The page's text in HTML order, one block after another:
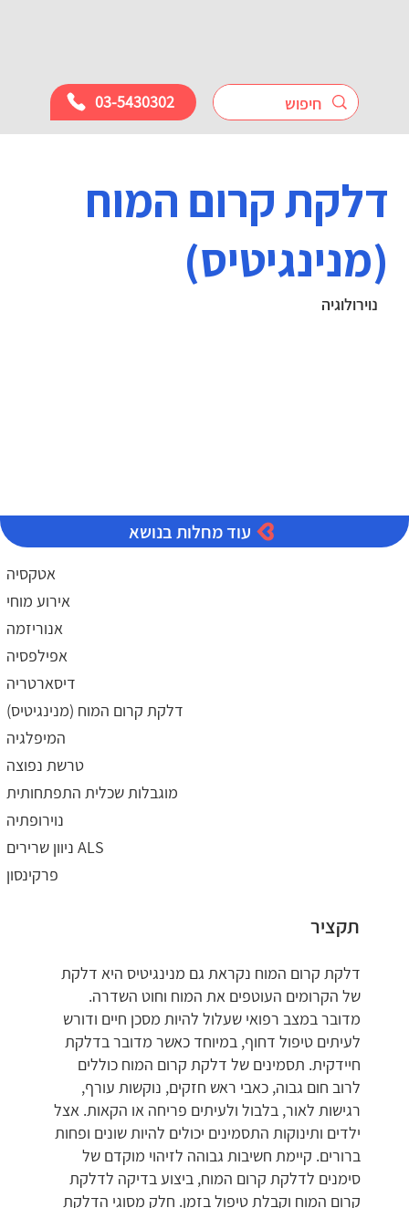
03-5430302
תקציר
דלקת קרום המוח נקראת גם מנינגיטיס היא דלקת
של הקרומים העוטפים את המוח וחוט השדרה.
מדובר במצב רפואי שעלול להיות מסכן חיים ודורש
לעיתים טיפול דחוף, במיוחד כאשר מדובר בדלקת
חיידקית. תסמינים של דלקת קרום המוח כוללים
לרוב חום גבוה, כאבי ראש חזקים, נוקשות עורף,
רגישות לאור, בלבול ולעיתים פריחה או הקאות. אצל
ילדים ותינוקות התסמינים יכולים להיות שונים ופחות
ברורים. קיימת חשיבות גבוהה לזיהוי מוקדם של
סימנים לדלקת קרום המוח, ביצוע בדיקה לדלקת
קרום המוח וקבלת טיפול בזמן. חלק מסוגי הדלקת
עוד מחלות בנושא
אטקסיה
אירוע מוחי
אנוריזמה
אפילפסיה
דיסארטריה
דלקת קרום המוח (מנינגיטיס)
המיפלגיה
טרשת נפוצה
מוגבלות שכלית התפתחותית
נוירופתיה
ניוון שרירים ALS
פרקינסון
דלקת קרום המוח
(מנינגיטיס)
נוירולוגיה